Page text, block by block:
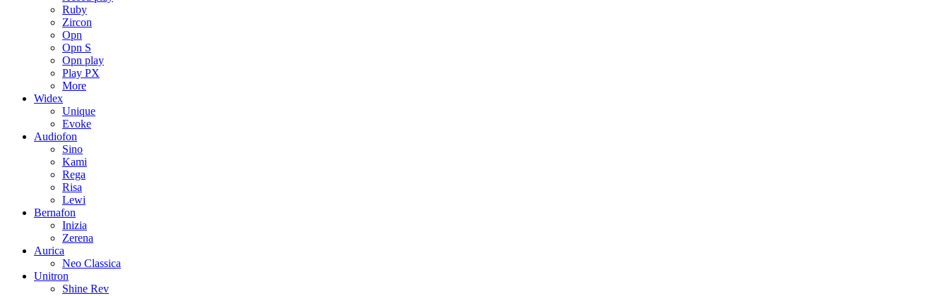
Ruby
Zircon
Opn
Opn S
Opn play
Play PX
More
Widex
Unique
Evoke
Audiofon
Sino
Kami
Rega
Risa
Lewi
Bernafon
Inizia
Zerena
Aurica
Neo Classica
Unitron
Shine Rev